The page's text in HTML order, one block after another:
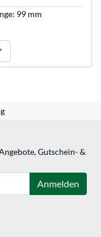
99 mm
Gutschein- &
Anmelden